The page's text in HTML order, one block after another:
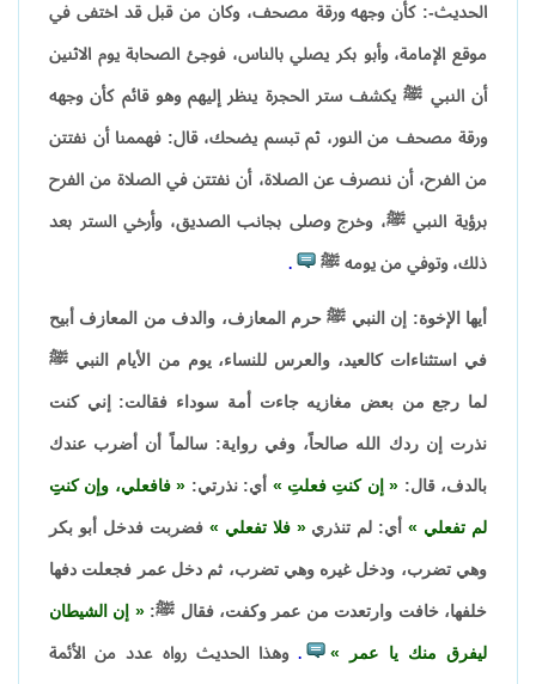
الحديث-: كأن وجهه ورقة مصحف، وكان من قبل قد اختفى في
موقع الإمامة، وأبو بكر يصلي بالناس، فوجئ الصحابة يوم الاثنين
أن النبي ﷺ يكشف ستر الحجرة ينظر إليهم وهو قائم كأن وجهه
ورقة مصحف من النور، ثم تبسم يضحك، قال: فهممنا أن نفتتن
من الفرح، أن ننصرف عن الصلاة، أن نفتتن في الصلاة من الفرح
برؤية النبي ﷺ، وخرج وصلى بجانب الصديق، وأرخي الستر بعد
ذلك، وتوفي من يومه ﷺ .
أيها الإخوة: إن النبي ﷺ حرم المعازف، والدف من المعازف أبيح
في استثناءات كالعيد، والعرس للنساء، يوم من الأيام النبي ﷺ
لما رجع من بعض مغازيه جاءت أمة سوداء فقالت: إني كنت
نذرت إن ردك الله صالحاً، وفي رواية: سالماً أن أضرب عندك
بالدف، قال: إن كنتِ فعلتِ أي: نذرتي: فافعلي، وإن كنتِِ
لم تفعلي أي: لم تنذري فلا تفعلي فضربت فدخل أبو بكر
وهي تضرب، ودخل غيره وهي تضرب، ثم دخل عمر فجعلت دفها
خلفها، خافت وارتعدت من عمر وكفت، فقال ﷺ: إن الشيطان
ليفرق منك يا عمر .وهذا الحديث رواه عدد من الأئمة